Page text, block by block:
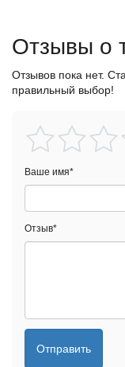
Отзывы о
Отзывов пока нет.
правильный выбор!
Ваше имя*
Отзыв*
Отправить